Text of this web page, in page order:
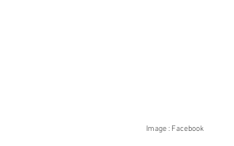
Image : Facebook